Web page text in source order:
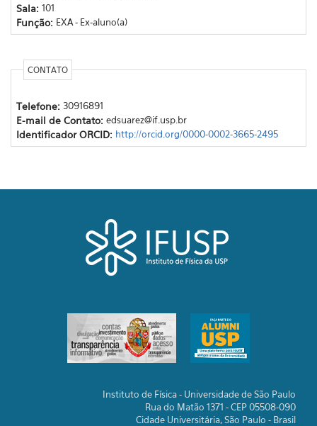
Sala: 101
Função: EXA - Ex-aluno(a)
CONTATO
Telefone: 30916891
E-mail de Contato: edsuarez@if.usp.br
Identificador ORCID: http://orcid.org/0000-0002-3665-2495
Instituto de Física - Universidade de São Paulo
Rua do Matão 1371 - CEP 05508-090
Cidade Universitária, São Paulo - Brasil